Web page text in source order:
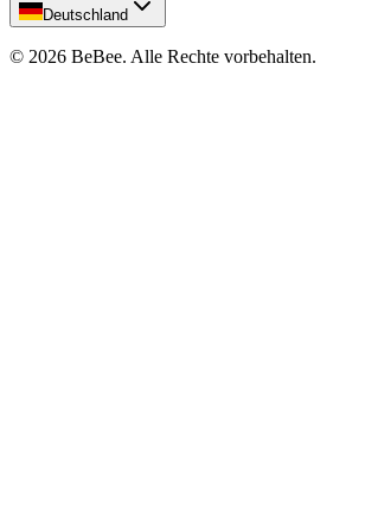
Deutschland
© 2026 BeBee. Alle Rechte vorbehalten.